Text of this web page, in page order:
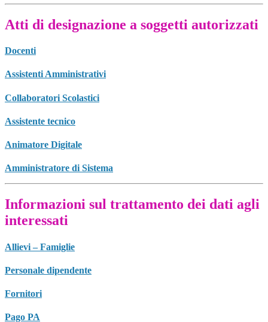
Atti di designazione a soggetti autorizzati
Docenti
Assistenti Amministrativi
Collaboratori Scolastici
Assistente tecnico
Animatore Digitale
Amministratore di Sistema
Informazioni sul trattamento dei dati agli
interessati
Allievi – Famiglie
Personale dipendente
Fornitori
Pago PA